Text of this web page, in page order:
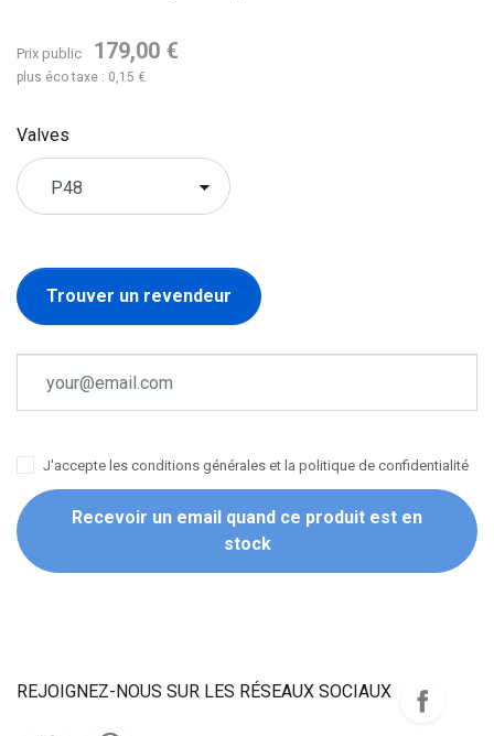
Prix public 179,00 €
plus éco taxe : 0,15 €
Valves
Trouver un revendeur
J'accepte les conditions générales et la politique de confidentialité
Recevoir un email quand ce produit est en
stock
REJOIGNEZ-NOUS SUR LES RÉSEAUX SOCIAUX